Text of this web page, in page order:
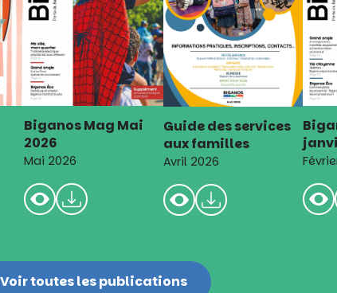
Biganos Mag Mai
2026
Mai 2026
Guide des services
aux familles
Avril 2026
Voir toutes les publications